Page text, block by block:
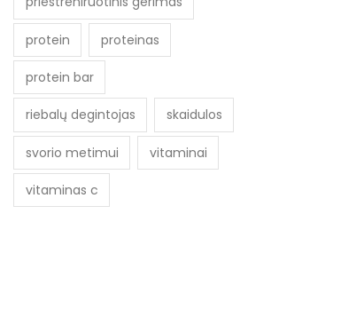
protein proteinas
protein bar
riebalų degintojas skaidulos
svorio metimui vitaminai
vitaminas c